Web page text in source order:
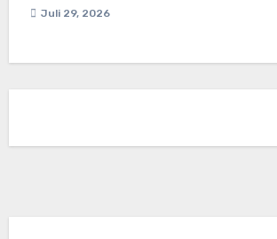
Juli 29, 2026